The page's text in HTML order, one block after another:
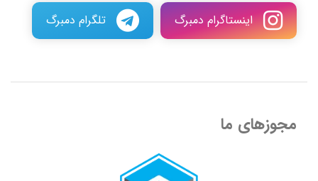
اینستاگرام دمبرگ تلگرام دمبرگ
مجوزهای ما